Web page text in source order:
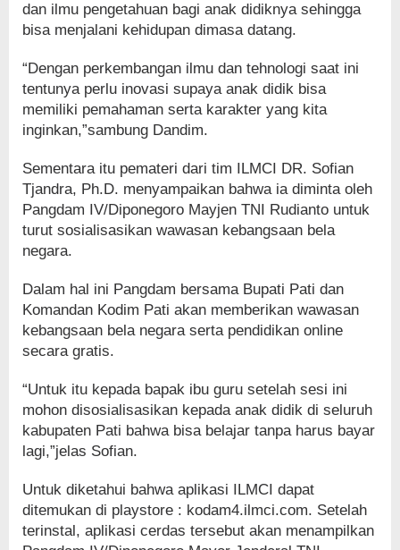
dan ilmu pengetahuan bagi anak didiknya sehingga
bisa menjalani kehidupan dimasa datang.
“Dengan perkembangan ilmu dan tehnologi saat ini
tentunya perlu inovasi supaya anak didik bisa
memiliki pemahaman serta karakter yang kita
inginkan,”sambung Dandim.
Sementara itu pemateri dari tim ILMCI DR. Sofian
Tjandra, Ph.D. menyampaikan bahwa ia diminta oleh
Pangdam IV/Diponegoro Mayjen TNI Rudianto untuk
turut sosialisasikan wawasan kebangsaan bela
negara.
Dalam hal ini Pangdam bersama Bupati Pati dan
Komandan Kodim Pati akan memberikan wawasan
kebangsaan bela negara serta pendidikan online
secara gratis.
“Untuk itu kepada bapak ibu guru setelah sesi ini
mohon disosialisasikan kepada anak didik di seluruh
kabupaten Pati bahwa bisa belajar tanpa harus bayar
lagi,”jelas Sofian.
Untuk diketahui bahwa aplikasi ILMCI dapat
ditemukan di playstore : kodam4.ilmci.com. Setelah
terinstal, aplikasi cerdas tersebut akan menampilkan